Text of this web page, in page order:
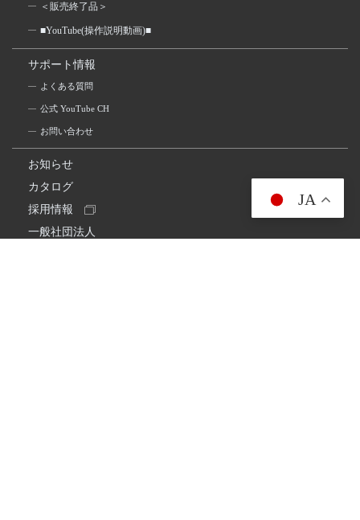
＜販売終了品＞
■YouTube(操作説明動画)■
サポート情報
よくある質問
公式 YouTube CH
お問い合わせ
お知らせ
カタログ
採用情報
一般社団法人
JA